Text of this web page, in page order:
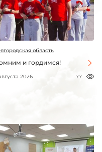
область
и гордимся!
2026 77